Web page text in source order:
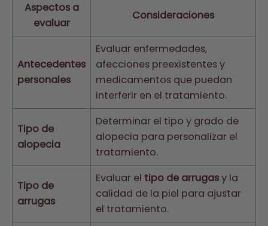
Aspectos a
evaluar
Consideraciones
Antecedentes
personales
Evaluar enfermedades,
afecciones preexistentes y
medicamentos que puedan
interferir en el tratamiento.
Tipo de
alopecia
Determinar el tipo y grado de
alopecia para personalizar el
tratamiento.
Tipo de
arrugas
Evaluar el tipo de arrugasy la
calidad de la piel para ajustar
el tratamiento.